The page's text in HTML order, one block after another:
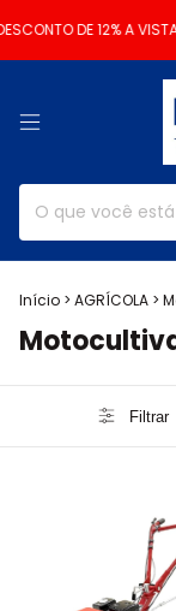
DE 12% A VISTA
Início > AGRÍCOLA >
Filtrar